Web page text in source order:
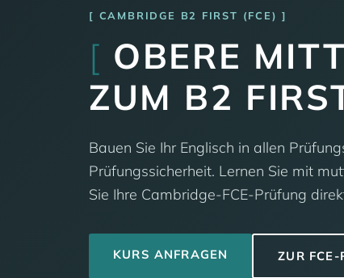
CAMBRIDGE B2 FIRST (FCE)
[ OBERE
ZUM B2
Bauen Sie Ihr Englisch in allen
Prüfungssicherheit. Lernen Sie mit
Sie Ihre Cambridge-FCE-Prüfung
KURS ANFRAGEN ZUR FCE-